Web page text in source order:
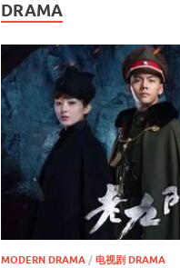
DRAMA
MODERN DRAMA / 电视剧 DRAMA